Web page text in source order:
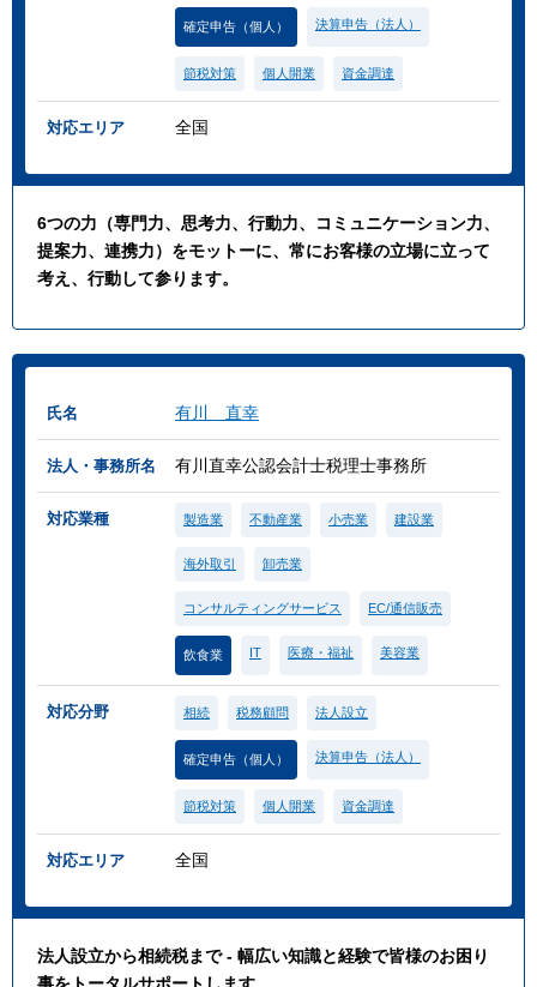
確定申告（個人） 決算申告（法人）
節税対策 個人開業 資金調達
対応エリア 全国
6つの力（専門力、思考力、行動力、コミュニケーション力、
提案力、連携力）をモットーに、常にお客様の立場に立って
考え、行動して参ります。
氏名 有川 直幸
法人・事務所名 有川直幸公認会計士税理士事務所
対応業種 製造業 不動産業 小売業 建設業
海外取引 卸売業
コンサルティングサービス EC/通信販売
飲食業 IT 医療・福祉 美容業
対応分野 相続 税務顧問 法人設立
確定申告（個人） 決算申告（法人）
節税対策 個人開業 資金調達
対応エリア 全国
法人設立から相続税まで - 幅広い知識と経験で皆様のお困り